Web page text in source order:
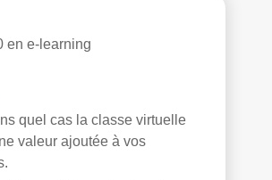
en e-learning
quel cas la classe virtuelle
valeur ajoutée à vos